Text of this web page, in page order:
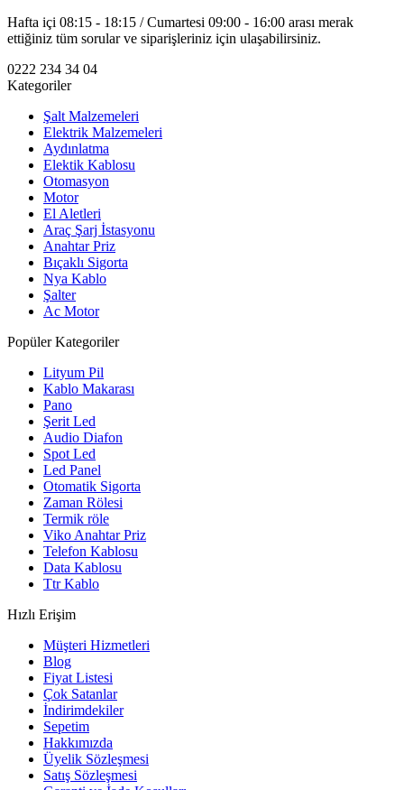
Hafta içi 08:15 - 18:15 / Cumartesi 09:00 - 16:00 arası merak
ettiğiniz tüm sorular ve siparişleriniz için ulaşabilirsiniz.
0222 234 34 04
Kategoriler
Şalt Malzemeleri
Elektrik Malzemeleri
Aydınlatma
Elektik Kablosu
Otomasyon
Motor
El Aletleri
Araç Şarj İstasyonu
Anahtar Priz
Bıçaklı Sigorta
Nya Kablo
Şalter
Ac Motor
Popüler Kategoriler
Lityum Pil
Kablo Makarası
Pano
Şerit Led
Audio Diafon
Spot Led
Led Panel
Otomatik Sigorta
Zaman Rölesi
Termik röle
Viko Anahtar Priz
Telefon Kablosu
Data Kablosu
Ttr Kablo
Hızlı Erişim
Müşteri Hizmetleri
Blog
Fiyat Listesi
Çok Satanlar
İndirimdekiler
Sepetim
Hakkımızda
Üyelik Sözleşmesi
Satış Sözleşmesi